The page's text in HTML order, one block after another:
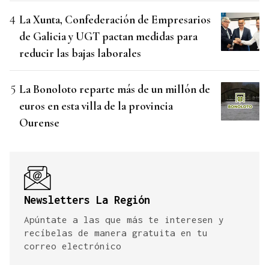
La Xunta, Confederación de Empresarios
de Galicia y UGT pactan medidas para
reducir las bajas laborales
La Bonoloto reparte más de un millón de
euros en esta villa de la provincia
Ourense
Newsletters La Región
Apúntate a las que más te interesen y
recíbelas de manera gratuita en tu
correo electrónico